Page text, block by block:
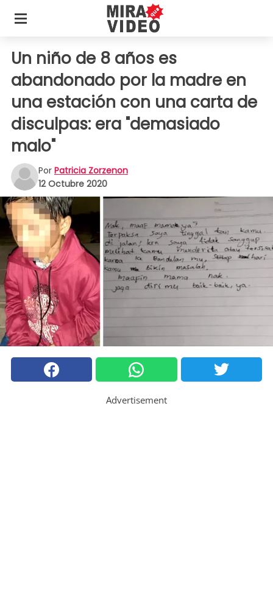
Un niño de 8 años es
abandonado por la madre en
una estación con una carta de
disculpas: era "demasiado
malo"
Por Patricia Zorzenon
12 Octubre 2020
Advertisement